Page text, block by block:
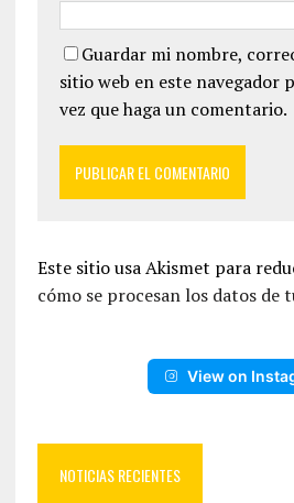
Guardar mi nombre,
sitio web en este navegador
vez que haga un comentario.
Este sitio usa Akismet para
cómo se procesan los datos de
View on
NOTICIAS RECIENTES